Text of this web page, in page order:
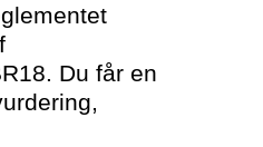
Du får en